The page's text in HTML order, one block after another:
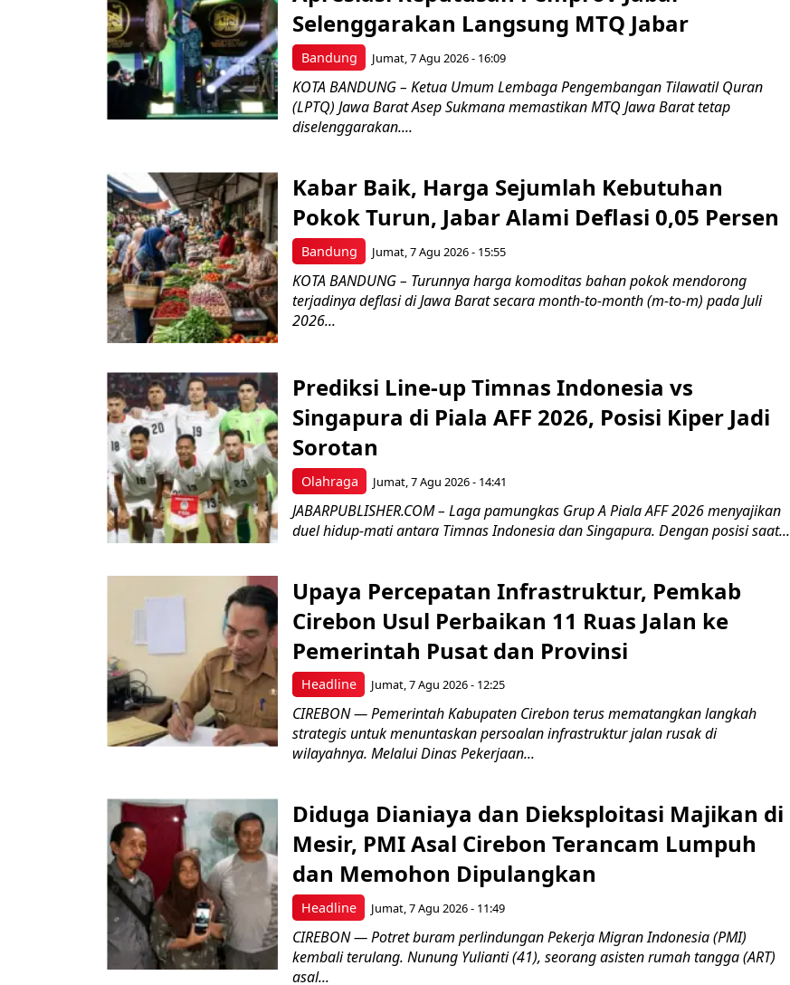
Bandung
Selenggarakan Langsung MTQ Jabar
Jumat, 7 Agu 2026 - 16:09
KOTA BANDUNG – Ketua Umum Lembaga Pengembangan Tilawatil Quran
(LPTQ) Jawa Barat Asep Sukmana memastikan MTQ Jawa Barat tetap
diselenggarakan....
Bandung
Kabar Baik, Harga Sejumlah Kebutuhan
Pokok Turun, Jabar Alami Deflasi 0,05 Persen
Jumat, 7 Agu 2026 - 15:55
KOTA BANDUNG – Turunnya harga komoditas bahan pokok mendorong
terjadinya deflasi di Jawa Barat secara month-to-month (m-to-m) pada Juli
2026...
Olahraga
Prediksi Line-up Timnas Indonesia vs
Singapura di Piala AFF 2026, Posisi Kiper Jadi
Sorotan
Jumat, 7 Agu 2026 - 14:41
JABARPUBLISHER.COM – Laga pamungkas Grup A Piala AFF 2026 menyajikan
duel hidup-mati antara Timnas Indonesia dan Singapura. Dengan posisi saat...
Headline
Upaya Percepatan Infrastruktur, Pemkab
Cirebon Usul Perbaikan 11 Ruas Jalan ke
Pemerintah Pusat dan Provinsi
Jumat, 7 Agu 2026 - 12:25
CIREBON — Pemerintah Kabupaten Cirebon terus mematangkan langkah
strategis untuk menuntaskan persoalan infrastruktur jalan rusak di
wilayahnya. Melalui Dinas Pekerjaan...
Headline
Diduga Dianiaya dan Dieksploitasi Majikan di
Mesir, PMI Asal Cirebon Terancam Lumpuh
dan Memohon Dipulangkan
Jumat, 7 Agu 2026 - 11:49
CIREBON — Potret buram perlindungan Pekerja Migran Indonesia (PMI)
kembali terulang. Nunung Yulianti (41), seorang asisten rumah tangga (ART)
asal...